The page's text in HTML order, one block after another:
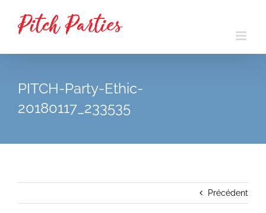
PITCH-Party-Ethic-
20180117_233535
Précédent